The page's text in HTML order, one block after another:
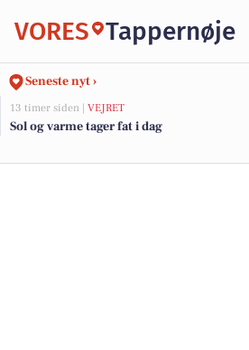
VORES Tappernøje
Seneste nyt ›
13 timer siden | VEJRET
Sol og varme tager fat i dag